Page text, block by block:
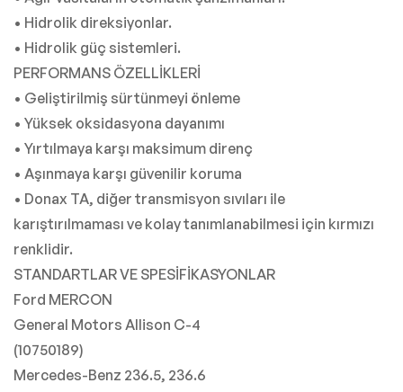
• Hidrolik direksiyonlar.
• Hidrolik güç sistemleri.
PERFORMANS ÖZELLİKLERİ
• Geliştirilmiş sürtünmeyi önleme
• Yüksek oksidasyona dayanımı
• Yırtılmaya karşı maksimum direnç
• Aşınmaya karşı güvenilir koruma
• Donax TA, diğer transmisyon sıvıları ile
karıştırılmaması ve kolay tanımlanabilmesi için kırmızı
renklidir.
STANDARTLAR VE SPESİFİKASYONLAR
Ford MERCON
General Motors Allison C-4
(10750189)
Mercedes-Benz 236.5, 236.6